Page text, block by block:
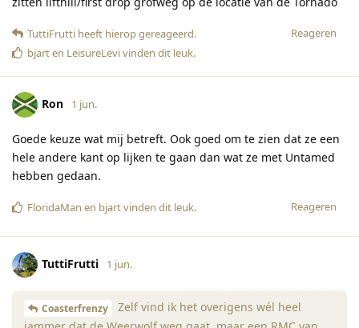
Reageren
TuttiFrutti heeft hierop gereageerd.
bjarten LeisureLevivinden dit leuk.
Ron 1 jun.
Goede keuze wat mij betreft. Ook goed om te zien dat ze een
hele andere kant op lijken te gaan dan wat ze met Untamed
hebben gedaan.
Reageren
FloridaMan en bjartvinden dit leuk.
TuttiFrutti 1 jun.
Coasterfrenzy
Zelf vind ik het overigens wél heel